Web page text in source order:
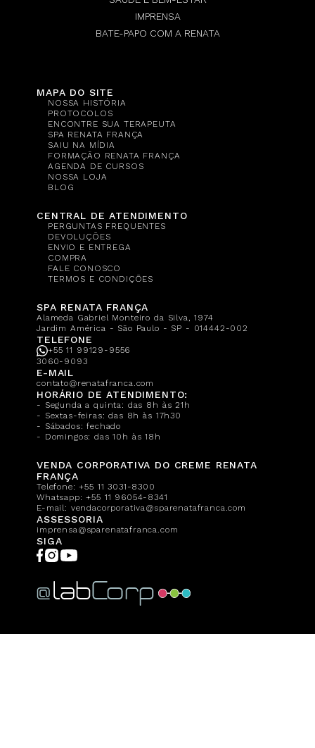
IMPRENSA
BATE-PAPO COM A RENATA
MAPA DO SITE
NOSSA HISTÓRIA
PROTOCOLOS
ENCONTRE SUA TERAPEUTA
SPA RENATA FRANÇA
SAIU NA MÍDIA
FORMAÇÃO RENATA FRANÇA
AGENDA DE CURSOS
NOSSA LOJA
BLOG
CENTRAL DE ATENDIMENTO
PERGUNTAS FREQUENTES
DEVOLUÇÕES
ENVIO E ENTREGA
COMPRA
FALE CONOSCO
TERMOS E CONDIÇÕES
SPA RENATA FRANÇA
Alameda Gabriel Monteiro da Silva, 1974
Jardim América - São Paulo - SP - 014442-002
TELEFONE
+55 11 99129-9556
3060-9093
E-MAIL
contato@renatafranca.com
HORÁRIO DE ATENDIMENTO:
- Segunda a quinta: das 8h às 21h
- Sextas-feiras: das 8h às 17h30
- Sábados: fechado
- Domingos: das 10h às 18h
VENDA CORPORATIVA DO CREME RENATA
FRANÇA
Telefone:+55 11 3031-8300
Whatsapp:+55 11 96054-8341
E-mail: vendacorporativa@sparenatafranca.com
ASSESSORIA
imprensa@sparenatafranca.com
SIGA